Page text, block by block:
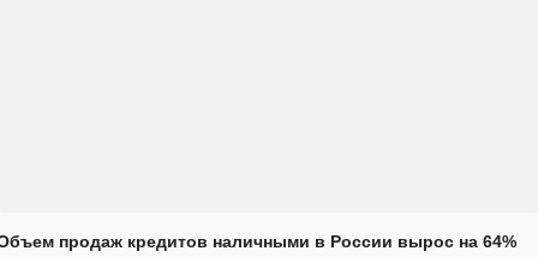
продаж кредитов наличными в России вырос на 64%